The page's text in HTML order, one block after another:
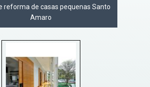
reforma de casas pequenas Santo
Amaro